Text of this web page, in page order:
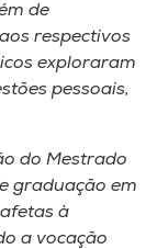
de
respectivos
exploraram
pessoais,
do Mestrado
graduação em
à
a vocação